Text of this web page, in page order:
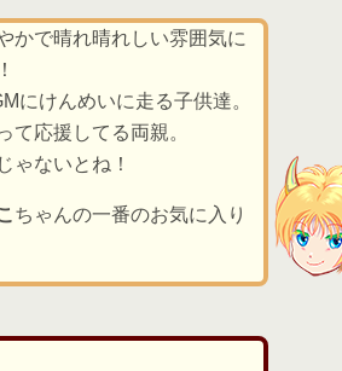
かで晴れ晴れしい雰囲気に
にけんめいに走る子供達。
て応援してる両親。
ゃないとね！
ちゃんの一番のお気に入り